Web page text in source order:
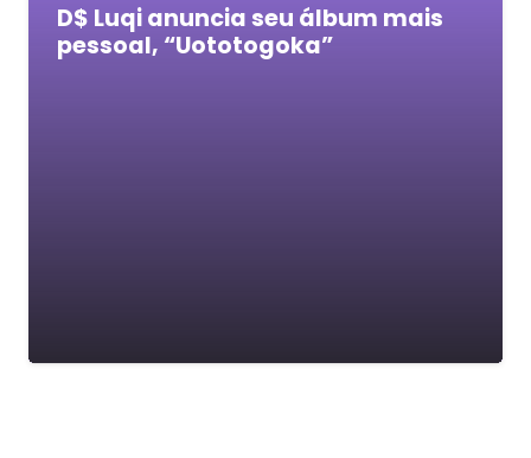
D$ Luqi anuncia seu álbum mais
pessoal, “Uototogoka”